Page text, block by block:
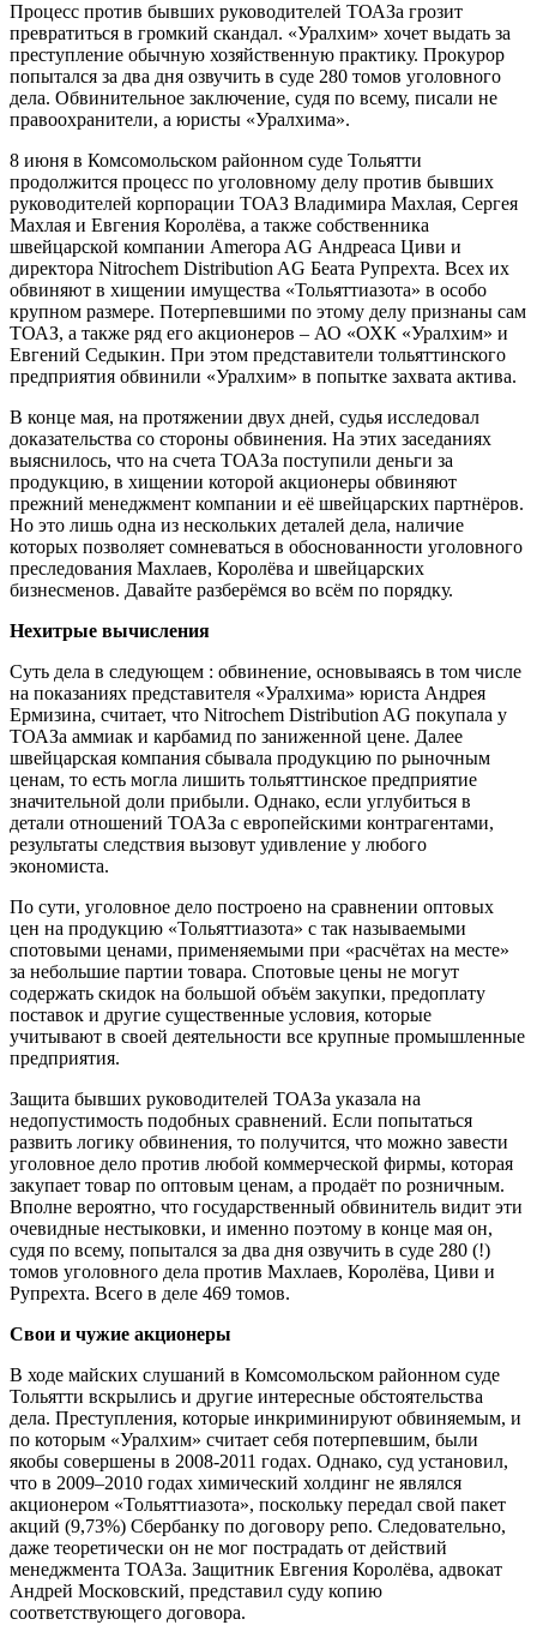
Процесс против бывших руководителей ТОАЗа грозит
превратиться в громкий скандал. «Уралхим» хочет выдать за
преступление обычную хозяйственную практику. Прокурор
попытался за два дня озвучить в суде 280 томов уголовного
дела. Обвинительное заключение, судя по всему, писали не
правоохранители, а юристы «Уралхима».
8 июня в Комсомольском районном суде Тольятти
продолжится процесс по уголовному делу против бывших
руководителей корпорации ТОАЗ Владимира Махлая, Сергея
Махлая и Евгения Королёва, а также собственника
швейцарской компании Ameropa AG Андреаса Циви и
директора Nitrochem Distribution AG Беата Рупрехта. Всех их
обвиняют в хищении имущества «Тольяттиазота» в особо
крупном размере. Потерпевшими по этому делу признаны сам
ТОАЗ, а также ряд его акционеров – АО «ОХК «Уралхим» и
Евгений Седыкин. При этом представители тольяттинского
предприятия обвинили «Уралхим» в попытке захвата актива.
В конце мая, на протяжении двух дней, судья исследовал
доказательства со стороны обвинения. На этих заседаниях
выяснилось, что на счета ТОАЗа поступили деньги за
продукцию, в хищении которой акционеры обвиняют
прежний менеджмент компании и её швейцарских партнёров.
Но это лишь одна из нескольких деталей дела, наличие
которых позволяет сомневаться в обоснованности уголовного
преследования Махлаев, Королёва и швейцарских
бизнесменов. Давайте разберёмся во всём по порядку.
Нехитрые вычисления
Суть дела в следующем : обвинение, основываясь в том числе
на показаниях представителя «Уралхима» юриста Андрея
Ермизина, считает, что Nitrochem Distribution AG покупала у
ТОАЗа аммиак и карбамид по заниженной цене. Далее
швейцарская компания сбывала продукцию по рыночным
ценам, то есть могла лишить тольяттинское предприятие
значительной доли прибыли. Однако, если углубиться в
детали отношений ТОАЗа с европейскими контрагентами,
результаты следствия вызовут удивление у любого
экономиста.
По сути, уголовное дело построено на сравнении оптовых
цен на продукцию «Тольяттиазота» с так называемыми
спотовыми ценами, применяемыми при «расчётах на месте»
за небольшие партии товара. Спотовые цены не могут
содержать скидок на большой объём закупки, предоплату
поставок и другие существенные условия, которые
учитывают в своей деятельности все крупные промышленные
предприятия.
Защита бывших руководителей ТОАЗа указала на
недопустимость подобных сравнений. Если попытаться
развить логику обвинения, то получится, что можно завести
уголовное дело против любой коммерческой фирмы, которая
закупает товар по оптовым ценам, а продаёт по розничным.
Вполне вероятно, что государственный обвинитель видит эти
очевидные нестыковки, и именно поэтому в конце мая он,
судя по всему, попытался за два дня озвучить в суде 280 (!)
томов уголовного дела против Махлаев, Королёва, Циви и
Рупрехта. Всего в деле 469 томов.
Свои и чужие акционеры
В ходе майских слушаний в Комсомольском районном суде
Тольятти вскрылись и другие интересные обстоятельства
дела. Преступления, которые инкриминируют обвиняемым, и
по которым «Уралхим» считает себя потерпевшим, были
якобы совершены в 2008-2011 годах. Однако, суд установил,
что в 2009–2010 годах химический холдинг не являлся
акционером «Тольяттиазота», поскольку передал свой пакет
акций (9,73%) Сбербанку по договору репо. Следовательно,
даже теоретически он не мог пострадать от действий
менеджмента ТОАЗа. Защитник Евгения Королёва, адвокат
Андрей Московский, представил суду копию
соответствующего договора.